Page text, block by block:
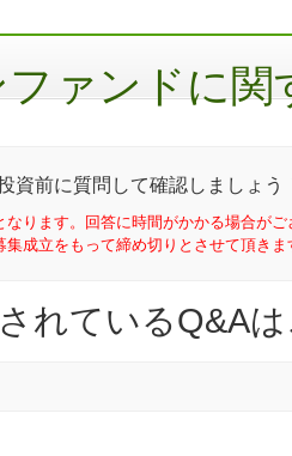
ァンドに関
資前に質問して確認しましょう
ります。回答に時間がかかる場合が
成立をもって締め切りとさせて頂きま
れているQ&A